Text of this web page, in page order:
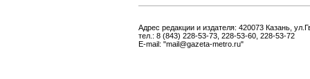
Адрес редакции и издателя: 420073 Казань,
тел.: 8 (843) 228-53-73, 228-53-60, 228-53-72
E-mail: "mail@gazeta-metro.ru"